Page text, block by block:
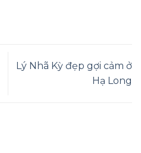
Lý Nhã Kỳ đẹp gợi cảm ở
Hạ Long